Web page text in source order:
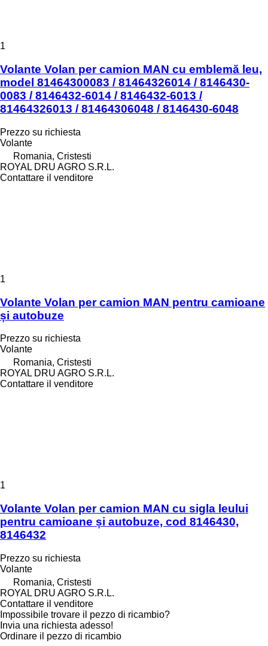
1
Volante Volan per camion MAN cu emblemă leu,
model 81464300083 / 81464326014 / 8146430-
0083 / 8146432-6014 / 8146432-6013 /
81464326013 / 81464306048 / 8146430-6048
Prezzo su richiesta
Volante
Romania, Cristesti
ROYAL DRU AGRO S.R.L.
Contattare il venditore
1
Volante Volan per camion MAN pentru camioane
și autobuze
Prezzo su richiesta
Volante
Romania, Cristesti
ROYAL DRU AGRO S.R.L.
Contattare il venditore
1
Volante Volan per camion MAN cu sigla leului
pentru camioane și autobuze, cod 8146430,
8146432
Prezzo su richiesta
Volante
Romania, Cristesti
ROYAL DRU AGRO S.R.L.
Contattare il venditore
Impossibile trovare il pezzo di ricambio?
Invia una richiesta adesso!
Ordinare il pezzo di ricambio